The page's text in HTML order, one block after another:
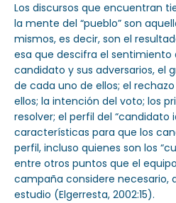
Los discursos que encuentran
la mente del “pueblo” son
mismos, es decir, son el
esa que descifra el
candidato y sus adversarios, el
de cada uno de ellos; el
ellos; la intención del voto; los
resolver; el perfil del “candidato
características para que los
perfil, incluso quienes son los
entre otros puntos que el
campaña considere necesario,
estudio (Elgerresta, 2002:15).